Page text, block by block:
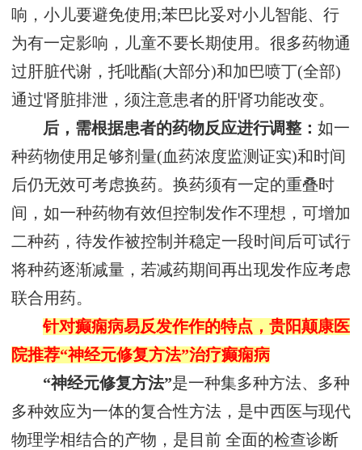
响，小儿要避免使用;苯巴比妥对小儿智能、行
为有一定影响，儿童不要长期使用。很多药物通
过肝脏代谢，托吡酯(大部分)和加巴喷丁(全部)
通过肾脏排泄，须注意患者的肝肾功能改变。
后，需根据患者的药物反应进行调整：如一
种药物使用足够剂量(血药浓度监测证实)和时间
后仍无效可考虑换药。换药须有一定的重叠时
间，如一种药物有效但控制发作不理想，可增加
二种药，待发作被控制并稳定一段时间后可试行
将种药逐渐减量，若减药期间再出现发作应考虑
联合用药。
针对癫痫病易反发作作的特点，贵阳颠康医
院推荐“神经元修复方法”治疗癫痫病
“神经元修复方法”是一种集多种方法、多种
多种效应为一体的复合性方法，是中西医与现代
物理学相结合的产物，是目前 全面的检查诊断